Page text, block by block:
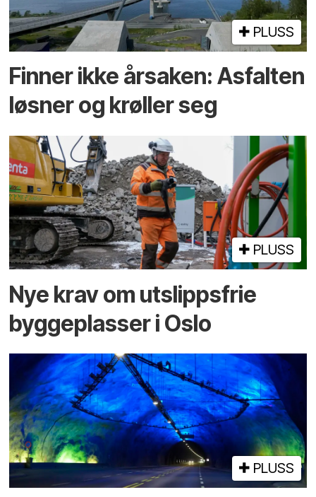
PLUSS
Finner ikke årsaken: Asfalten
løsner og krøller seg
PLUSS
Nye krav om utslippsfrie
byggeplasser i Oslo
PLUSS